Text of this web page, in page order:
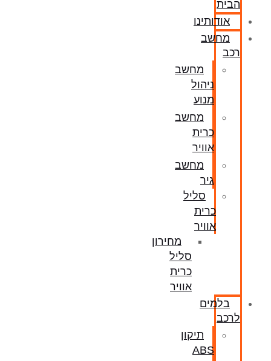
הבית
אודותינו
מחשב
רכב
מחשב
ניהול
מנוע
מחשב
כרית
אוויר
מחשב
גיר
סליל
כרית
אוויר
מחירון
סליל
כרית
אוויר
בלמים
לרכב
תיקון
ABS